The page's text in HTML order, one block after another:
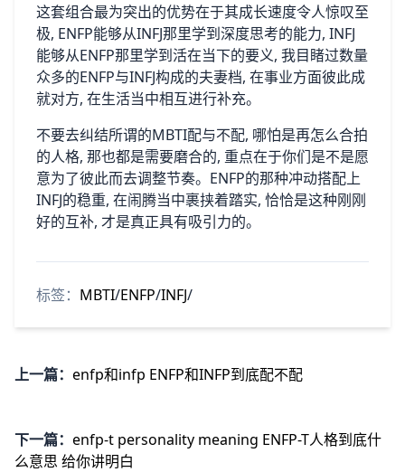
这套组合最为突出的优势在于其成长速度令人惊叹至
极, ENFP能够从INFJ那里学到深度思考的能力, INFJ
能够从ENFP那里学到活在当下的要义, 我目睹过数量
众多的ENFP与INFJ构成的夫妻档, 在事业方面彼此成
就对方, 在生活当中相互进行补充。
不要去纠结所谓的MBTI配与不配, 哪怕是再怎么合拍
的人格, 那也都是需要磨合的, 重点在于你们是不是愿
意为了彼此而去调整节奏。ENFP的那种冲动搭配上
INFJ的稳重, 在闹腾当中裹挟着踏实, 恰恰是这种刚刚
好的互补, 才是真正具有吸引力的。
标签： MBTI/ENFP/INFJ/
上一篇： enfp和infp ENFP和INFP到底配不配
下一篇： enfp-t personality meaning ENFP-T人格到底什
么意思 给你讲明白